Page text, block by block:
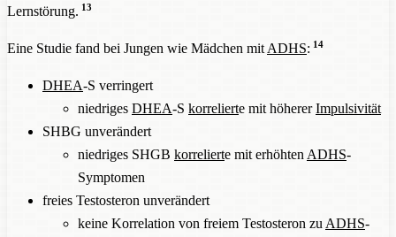
Lernstörung. 13
Eine Studie fand bei Jungen wie Mädchen mit ADHS: 14
DHEA-S verringert
niedriges DHEA-S korrelierte mit höhererImpulsivität
SHBG unverändert
niedriges SHGB korrelierte mit erhöhten ADHS-
Symptomen
freies Testosteron unverändert
keine Korrelation von freiem Testosteron zu ADHS-